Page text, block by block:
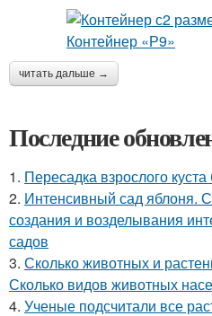
читать дальше →
Последние
1. Пересадка взрослого
2. Интенсивный сад яблоня.
создания и возделывания
садов
3. Сколько животных и
Сколько видов животных
4. Ученые подсчитали все